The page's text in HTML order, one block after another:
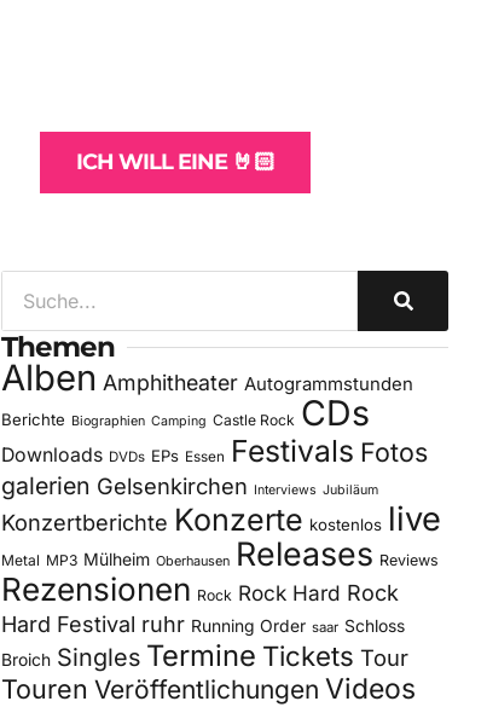
ICH WILL EINE 🤘🏻
Themen
Alben Amphitheater Autogrammstunden
Berichte Biographien Camping Castle Rock CDs
Downloads DVDs EPs Essen Festivals Fotos
galerien Gelsenkirchen Interviews Jubiläum
Konzertberichte Konzerte kostenlos live
Metal MP3 Mülheim Oberhausen Releases Reviews
Rezensionen Rock Rock Hard Rock
Hard Festival ruhr Running Order saar Schloss
Broich Singles Termine Tickets Tour
Touren Veröffentlichungen Videos